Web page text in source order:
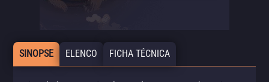
SINOPSE ELENCO FICHA TÉCNICA